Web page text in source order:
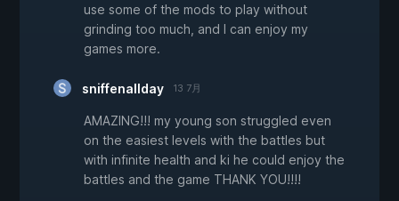
use some of the mods to play without
grinding too much, and I can enjoy my
games more.
sniffenallday 13 7月
AMAZING!!! my young son struggled even
on the easiest levels with the battles but
with infinite health and ki he could enjoy the
battles and the game THANK YOU!!!!